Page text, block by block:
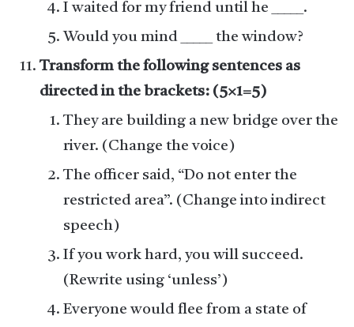
I waited for my friend until he _____.
Would you mind _____ the window?
Transform the following sentences as
directed in the brackets: (5×1=5)
They are building a new bridge over the
river. (Change the voice)
The officer said, “Do not enter the
restricted area”. (Change into indirect
speech)
If you work hard, you will succeed.
(Rewrite using ‘unless’)
Everyone would flee from a state of